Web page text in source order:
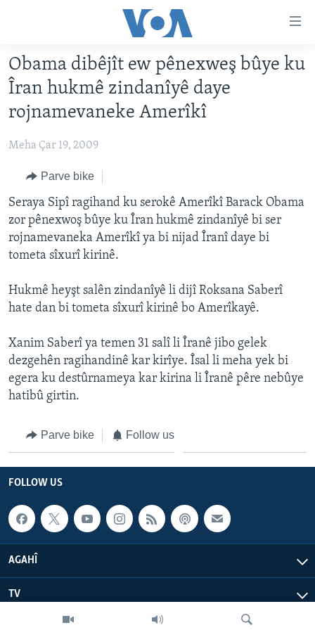
Yekser
here
naveroka
serekî
Yekser
here
serekî
Yekser
here
Lêgerînê
DESTPÊK
VÎDYO GALERÎ
FOTO GALERÎ
RADYO
HEVPEYVÎN
HERÊMÊN KURDAN
AMERÎKA
TIRKÎYE
SÛRÎYE
ÎRAQ
ÎRAN
CÎHAN
SERNIVÎS
SORANÎ
FOLLOW US
Zimanên Din
Obama dibêjît ew pênexweş bûye ku
Îran hukmê zindanîyê daye
rojnamevaneke Amerîkî
Meha Çar 19, 2009
Parve bike
Seraya Sipî ragihand ku serokê Amerîkî Barack Obama
zor pênexwoş bûye ku Îran hukmê zindanîyê bi ser
rojnamevaneka Amerîkî ya bi nijad Îranî daye bi
tometa sîxurî kirinê.
Hukmê heyşt salên zindanîyê li dijî Roksana Saberî
hate dan bi tometa sîxurî kirinê bo Amerîkayê.
Xanim Saberî ya temen 31 salî li Îranê jibo gelek
dezgehên ragihandinê kar kirîye. Îsal li meha yek bi
egera ku destûrnameya kar kirina li Îranê pêre nebûye
hatibû girtin.
Parve bike Follow us
FOLLOW US
AGAHÎ
TV